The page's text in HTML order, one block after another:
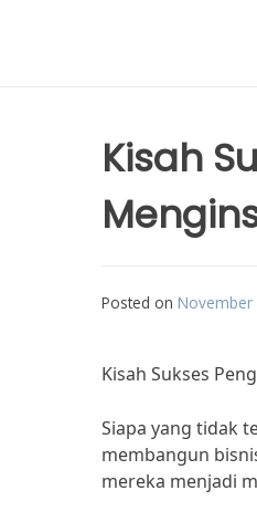
Kisah
Posted on
Kisah Sukses
Siapa yang tidak
membangun
mereka menjadi